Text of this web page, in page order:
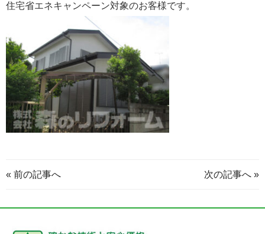
住宅省エネキャンペーン対象のお客様です。
« 前の記事へ 次の記事へ »